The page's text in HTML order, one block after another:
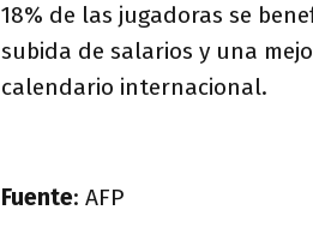
18% de las jugadoras se
subida de salarios y una
calendario internacional.
Fuente: AFP